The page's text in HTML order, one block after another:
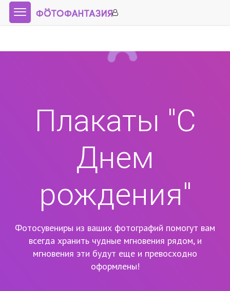
Плакаты "С
Днем
рождения"
Фотосувениры из ваших фотографий помогут вам
всегда хранить чудные мгновения рядом, и
мгновения эти будут еще и превосходно
оформлены!